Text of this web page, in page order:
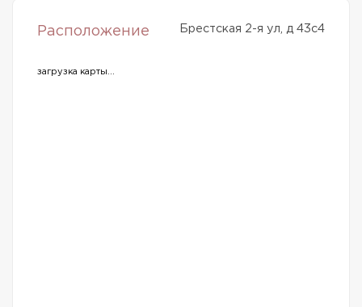
Расположение Брестская 2-я ул, д 43с4
загрузка карты...